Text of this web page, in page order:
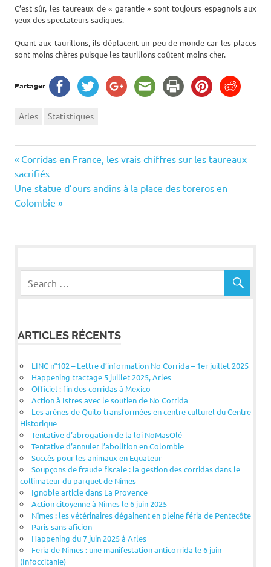
C’est sûr, les taureaux de « garantie » sont toujours espagnols aux
yeux des spectateurs sadiques.
Quant aux taurillons, ils déplacent un peu de monde car les places
sont moins chères puisque les taurillons coûtent moins cher.
Partager
Arles Statistiques
Navigation
de
l’article
Previous
Post:
Corridas en France, les vrais chiffres sur les taureaux
sacrifiés
Next
Post:
Une statue d’ours andins à la place des toreros en
Colombie
ARTICLES RÉCENTS
LINC n°102 – Lettre d’information No Corrida – 1er juillet 2025
Happening tractage 5 juillet 2025, Arles
Officiel : fin des corridas à Mexico
Action à Istres avec le soutien de No Corrida
Les arènes de Quito transformées en centre culturel du Centre
Historique
Tentative d’abrogation de la loi NoMasOlé
Tentative d’annuler l’abolition en Colombie
Succès pour les animaux en Equateur
Soupçons de fraude fiscale : la gestion des corridas dans le
collimateur du parquet de Nîmes
Ignoble article dans La Provence
Action citoyenne à Nîmes le 6 juin 2025
Nîmes : les vétérinaires dégainent en pleine féria de Pentecôte
Paris sans aficion
Happening du 7 juin 2025 à Arles
Feria de Nîmes : une manifestation anticorrida le 6 juin
(Infoccitanie)